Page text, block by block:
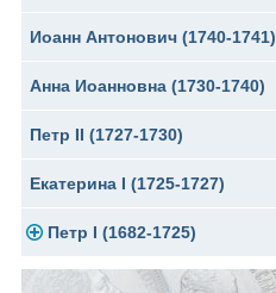
Для Польши
Памятные и донативные
Для Польши
Медь
Сибирские монеты
Для Молдавии и Валахии
Таврические монеты
Золото
Серебро
Медь
Для Пруссии
Ливонезы
Альбертусталер
Иоанн Антонович (1740-1741)
Анна Иоанновна (1730-1740)
Петр II (1727-1730)
Екатерина I (1725-1727)
Петр I (1682-1725)
Золото